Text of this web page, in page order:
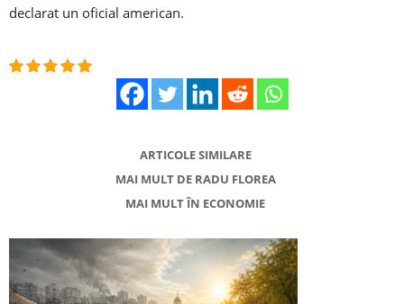
declarat un oficial american.
ARTICOLE SIMILARE
MAI MULT DE RADU FLOREA
MAI MULT ÎN ECONOMIE